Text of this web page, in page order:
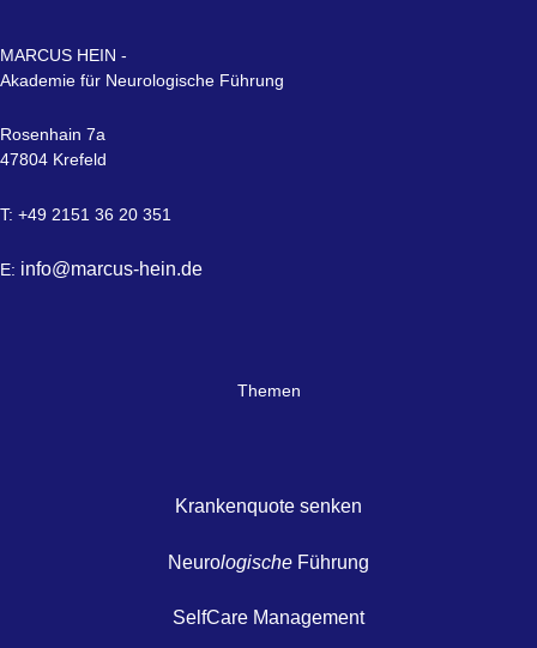
MARCUS HEIN -
Akademie für Neurologische Führung
Rosenhain 7a
47804 Krefeld
T: +49 2151 36 20 351
E: info@marcus-hein.de
Themen
Krankenquote senken
Neurologische Führung
SelfCare Management